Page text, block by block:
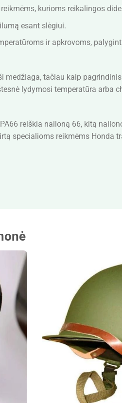
kurioms reikalingos
esant slėgiui.
ir apkrovoms,
medžiaga, tačiau kaip
lydymosi temperatūra arba
reiškia nailoną 66, kitą
specialioms reikmėms Honda